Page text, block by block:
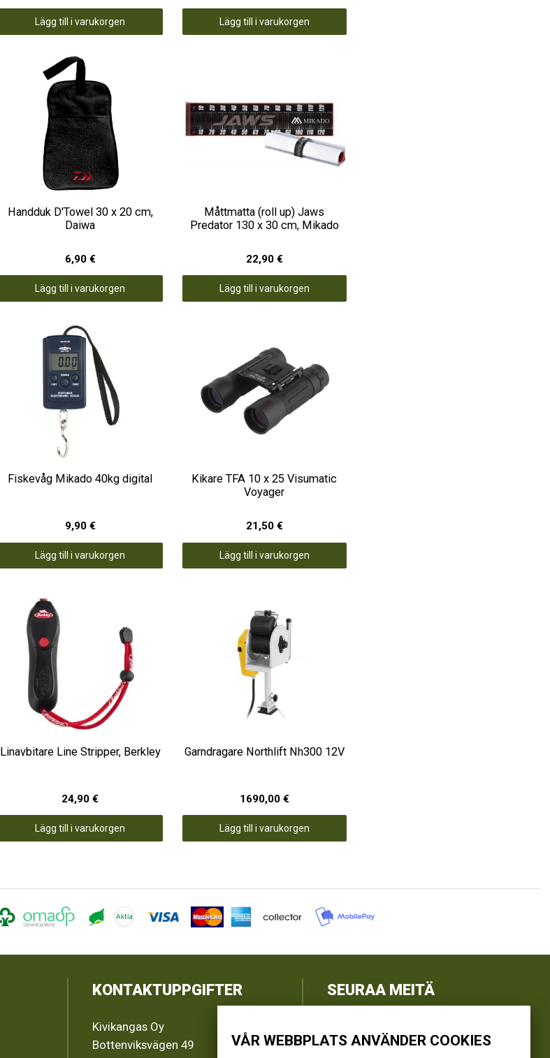
VÅR WEBBPLATS ANVÄNDER COOKIES
Lägg till i varukorgen Lägg till i varukorgen
Handduk D'Towel 30 x 20 cm,
Daiwa
6,90 €
Lägg till i varukorgen
Måttmatta (roll up) Jaws
Predator 130 x 30 cm, Mikado
22,90 €
Lägg till i varukorgen
Fiskevåg Mikado 40kg digital
9,90 €
Lägg till i varukorgen
Kikare TFA 10 x 25 Visumatic
Voyager
21,50 €
Lägg till i varukorgen
Linavbitare Line Stripper, Berkley
24,90 €
Lägg till i varukorgen
Garndragare Northlift Nh300 12V
1690,00 €
Lägg till i varukorgen
KONTAKTUPPGIFTER
Kivikangas Oy
Bottenviksvägen 49
SEURAA MEITÄ
@kivikangaskasvihuoneet